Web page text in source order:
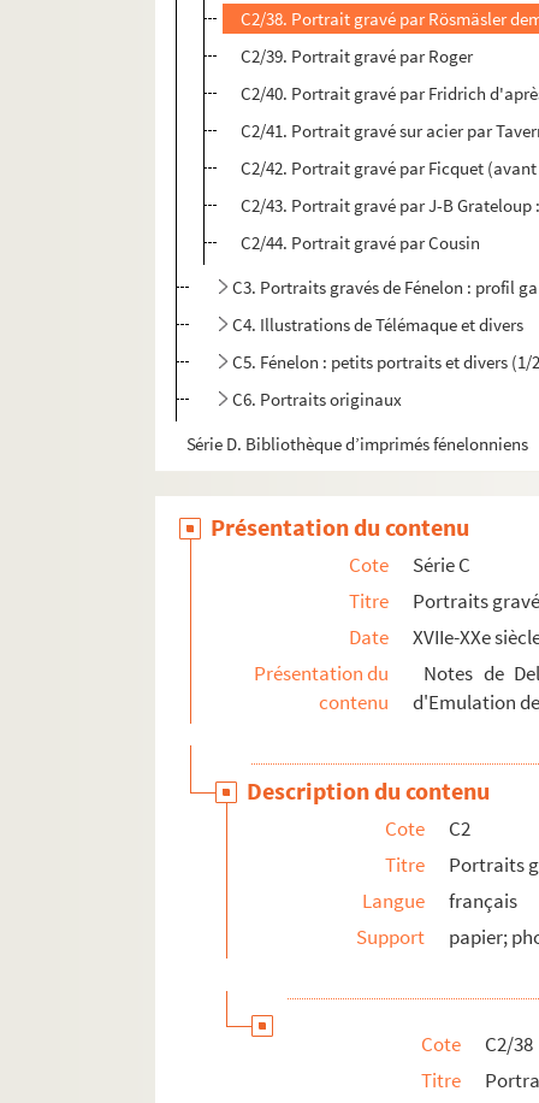
C2/38. Portrait gravé par Rösmäsler
C2/39. Portrait gravé par Roger
C2/40. Portrait gravé par Fridrich
C2/41. Portrait gravé sur acier par
C2/42. Portrait gravé par Ficquet
C2/43. Portrait gravé par J-B
C2/44. Portrait gravé par Cousin
C3. Portraits gravés de Fénelon : profil
C4. Illustrations de Télémaque et divers
C5. Fénelon : petits portraits et divers (1/
C6. Portraits originaux
Série D. Bibliothèque d’imprimés fénelonniens
Présentation du contenu
Cote
Série C
Titre
Portraits
Date
XVIIe-XXe
Présentation du
contenu
Notes de
d'Emulation
Description du contenu
Cote
C2
Titre
Portraits
Langue
français
Support
papier;
Cote
C2/38
Titre